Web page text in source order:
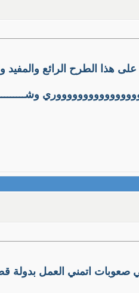
هذا الطرح الرائع والمفيد
صعوبات اتمني العمل بدولة